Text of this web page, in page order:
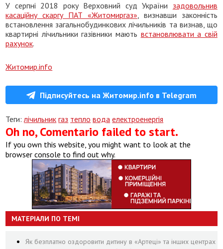
У серпні 2018 року Верховний суд України задовольнив
касаційну скаргу ПАТ «Житомиргаз», визнавши законність
встановлення загальнобудинкових лічильників та визнав, що
квартирні лічильники газівники мають встановлювати а свій
рахунок.
Житомир.info
Підписуйтесь на Житомир.info в Telegram
Теги:лічильник газ тепло вода електроенергія
Oh no, Comentario failed to start.
If you own this website, you might want to look at the
browser console to find out why.
МАТЕРІАЛИ ПО ТЕМІ
Як безплатно оздоровити дитину в «Артеці» та інших центрах